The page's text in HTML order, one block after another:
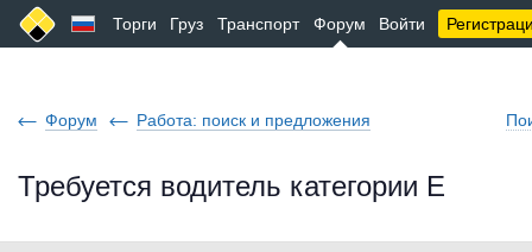
Торги Груз Транспорт Форум Войти
Форум Работа: поиск и предложения
Требуется водитель категории Е